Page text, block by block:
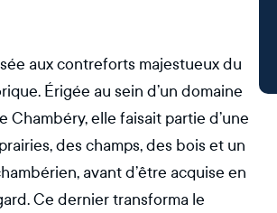
aux contreforts majestueux du
Érigée au sein d’un domaine
elle faisait partie d’une
des champs, des bois et un
avant d’être acquise en
Ce dernier transforma le